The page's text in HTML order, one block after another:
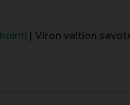
| Viron valtion